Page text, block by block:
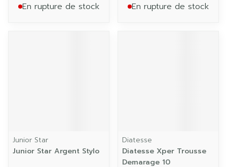
En rupture de stock En rupture de stock
Junior Star
Junior Star Argent Stylo
Diatesse
Diatesse Xper Trousse
Demarage 10